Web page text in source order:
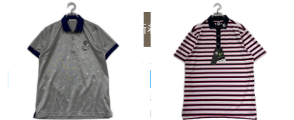
メンズの新着商品一覧
MARK&LONA/マーク＆ロナ
中古 メンズ マークアンドロナ
MARK&LONA 半袖ポロシャツ
FOOT JOY/フットジョイ
未使用品 メンズ フットジョイ
FootJoy 半袖ポロシャツ XL 白